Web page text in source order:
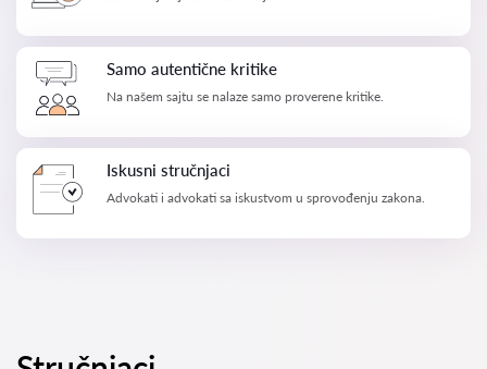
Samo autentične kritike
Na našem sajtu se nalaze samo proverene kritike.
Iskusni stručnjaci
Advokati i advokati sa iskustvom u sprovođenju zakona.